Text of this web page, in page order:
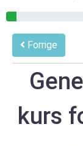
4% gjennomført
Forrige
kurs